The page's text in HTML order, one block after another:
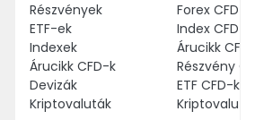
Részvények
ETF-ek
Indexek
Árucikk CFD-k
Devizák
Kriptovaluták
Forex CFD
Index CFD-k
Árucikk
Részvény
ETF CFD-k
Kriptovaluta